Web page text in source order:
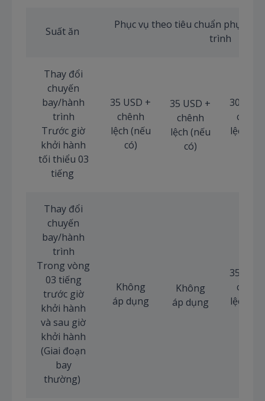
Suất ăn
Phục vụ theo tiêu chuẩn phục vụ
trình
Thay đổi
chuyến
bay/hành
trình
Trước giờ
khởi hành
tối thiểu 03
tiếng
35 USD +
chênh
lệch (nếu
có)
35 USD +
chênh
lệch (nếu
có)
30 USD
chênh
lệch
Thay đổi
chuyến
bay/hành
trình
Trong vòng
03 tiếng
trước giờ
khởi hành
và sau giờ
khởi hành
(Giai đoạn
bay
thường)
Không
áp dụng
Không
áp dụng
35 USD
chênh
lệch